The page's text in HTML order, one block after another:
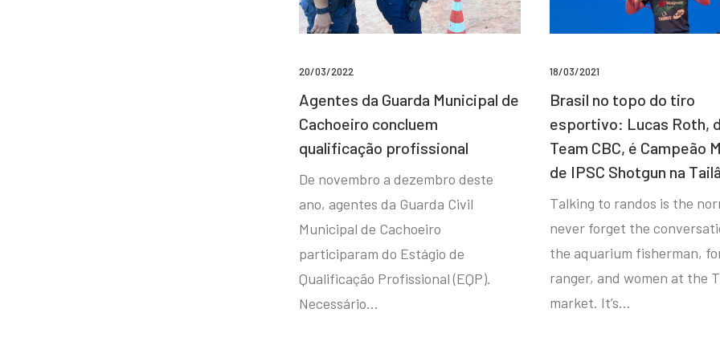
20/03/2022
Agentes da Guarda Municipal de
Cachoeiro concluem
qualificação profissional
De novembro a dezembro deste
ano, agentes da Guarda Civil
Municipal de Cachoeiro
participaram do Estágio de
Qualificação Profissional (EQP).
Necessário…
18/03/2021
Brasil no topo do tiro
esportivo: Lucas Roth,
Team CBC, é Campeão
de IPSC Shotgun na
Talking to randos is the
never forget the
the aquarium fisherman,
ranger, and women at the
market. It’s…